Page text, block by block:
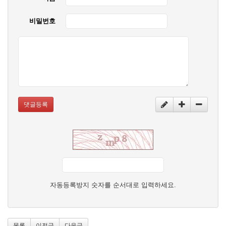
비밀번호
댓글등록
자동등록방지 숫자를 순서대로 입력하세요.